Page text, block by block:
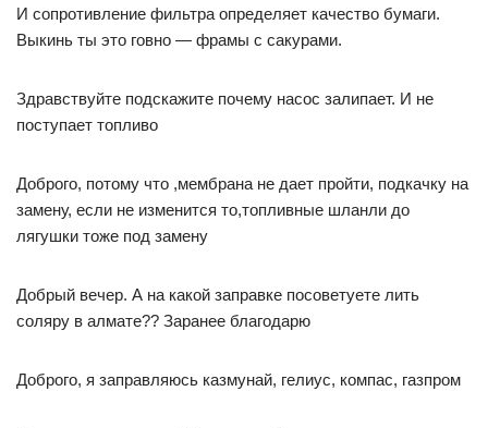
И сопротивление фильтра определяет качество бумаги.
Выкинь ты это говно — фрамы с сакурами.
Здравствуйте подскажите почему насос залипает. И не
поступает топливо
Доброго, потому что ,мембрана не дает пройти, подкачку на
замену, если не изменится то,топливные шланли до
лягушки тоже под замену
Добрый вечер. А на какой заправке посоветуете лить
соляру в алмате?? Заранее благодарю
Доброго, я заправляюсь казмунай, гелиус, компас, газпром